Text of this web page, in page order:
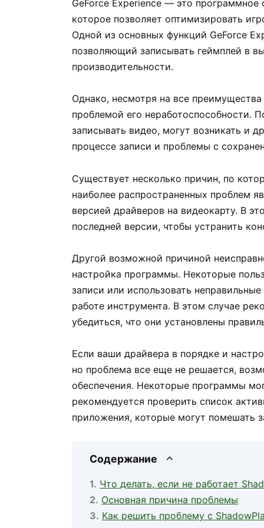
GeForce Experience — это программное
которое позволяет оптимизировать
Одной из основных функций GeForce
позволяющий записывать геймплей в
производительности.
Однако, несмотря на все
проблемой его неработоспособности.
записывать видео, могут возникать и
процессе записи и проблемы с
Существует несколько причин, по
наиболее распространенных проблем
версией драйверов на видеокарту. В
последней версии, чтобы устранить
Другой возможной причиной
настройка программы. Некоторые
записи или использовать
работе инструмента. В этом случае
убедиться, что они установлены
Если ваши драйвера в порядке и
но проблема все еще не решается,
обеспечения. Некоторые программы
рекомендуется проверить список
приложения, которые могут помешать
Содержание
Что делать, если не работает
Основная причина проблемы
Как решить проблему с